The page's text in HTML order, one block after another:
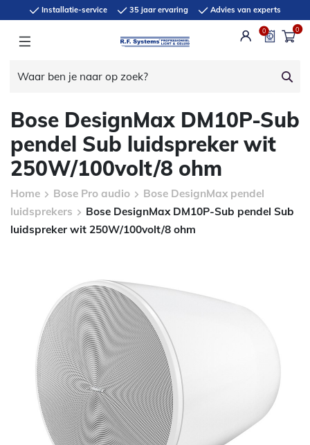
Installatie-service 35 jaar ervaring Advies van experts
0 0
Bose DesignMax DM10P-Sub
pendel Sub luidspreker wit
250W/100volt/8 ohm
Home Bose Pro audio
Bose DesignMax pendel
luidsprekers
Bose DesignMax DM10P-Sub pendel Sub
luidspreker wit 250W/100volt/8 ohm